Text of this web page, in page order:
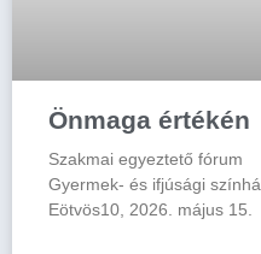
Önmaga értékén
Szakmai egyeztető fórum
Gyermek- és ifjúsági
Eötvös10, 2026. május 15.